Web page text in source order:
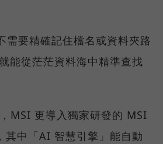
需要精確記住檔名或資料夾路
能從茫茫資料海中精準查找
MSI 更導入獨家研發的 MSI
中「AI 智慧引擎」能自動